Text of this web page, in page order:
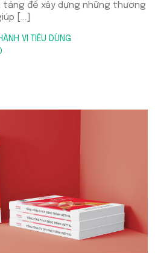
để xây dựng những thương
[…]
VI TIÊU DÙNG